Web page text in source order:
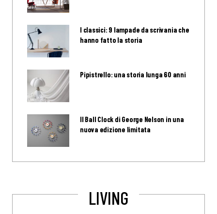
I classici: 9 lampade da scrivania che
hanno fatto la storia
Pipistrello: una storia lunga 60 anni
Il Ball Clock di George Nelson in una
nuova edizione limitata
LIVING